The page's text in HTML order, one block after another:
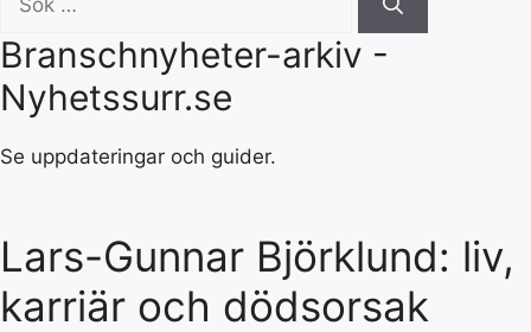
efter:
Branschnyheter-arkiv -
Nyhetssurr.se
Se uppdateringar och guider.
Lars-Gunnar Björklund: liv,
karriär och dödsorsak